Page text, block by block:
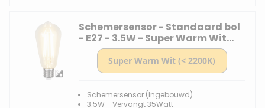
Schemersensor - Standaard bol
- E27 - 3.5W - Super Warm Wit
<2200K - Filament - Helder
Schemersensor (Ingebouwd)
3.5W - Vervangt 35Watt